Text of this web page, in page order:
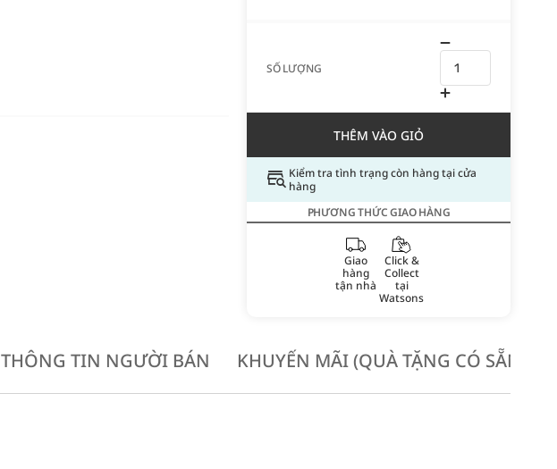
SỐ LƯỢNG
THÊM VÀO GIỎ
Kiểm tra tình trạng còn hàng tại cửa
hàng
PHƯƠNG THỨC GIAO HÀNG
Giao
hàng
tận nhà
Click &
Collect
tại
Watsons
THÔNG TIN NGƯỜI BÁN KHUYẾN MÃI (QUÀ TẶNG CÓ SẴN